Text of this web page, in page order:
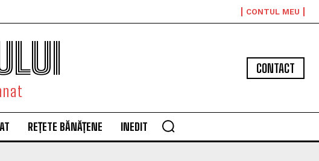
CONTUL MEU
CONTACT
REȚETE BĂNĂȚENE INEDIT